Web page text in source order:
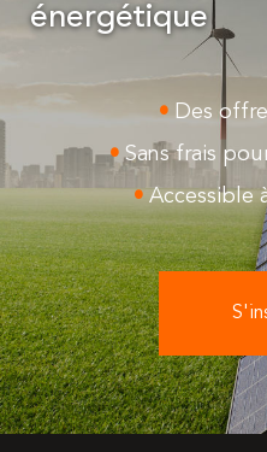
énergétique
Des
Sans frais
Accessible